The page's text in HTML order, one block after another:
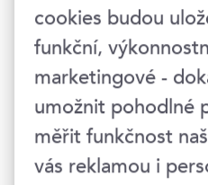
Boomerang tuto situaci
zpožděného odeslání.
potřebné emaily třeba
naplánovat jejich
dobu.
cookies budou
funkční,
marketingové -
umožnit pohodlné
měřit funkčnost
vás reklamou i